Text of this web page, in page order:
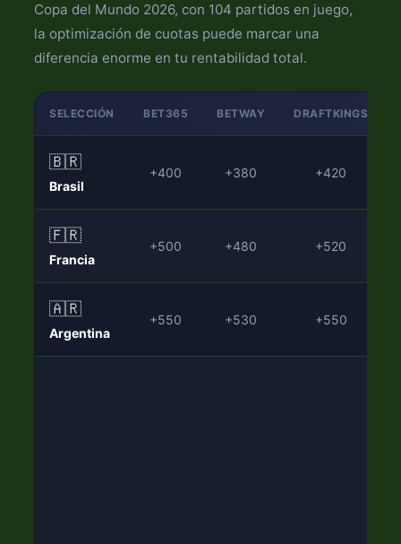
Copa del Mundo 2026, con 104 partidos en juego,
la optimización de cuotas puede marcar una
diferencia enorme en tu rentabilidad total.
SELECCIÓN BET365 BETWAY DRAFTKINGS
🇧🇷
Brasil
+400 +380 +420
🇫🇷
Francia
+500 +480 +520
🇦🇷
Argentina
+550 +530 +550